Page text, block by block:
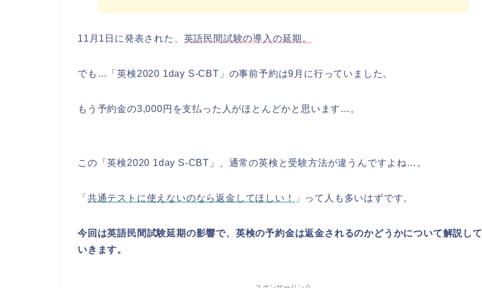
11月1日に発表された、 英語民間試験の導入の延期。
でも…「英検2020 1day S-CBT」の事前予約は9月に行っていました。
もう予約金の3,000円を支払った人がほとんどかと思います…。
この「英検2020 1day S-CBT」、通常の英検と受験方法が違うんですよね…。
「 共通テストに使えないのなら返金してほしい！ 」って人も多いはずです。
今回は英語民間試験延期の影響で、英検の予約金は返金されるのかどうかについて解説して
いきます。